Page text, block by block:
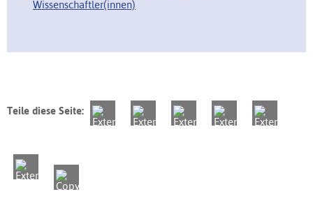
Wissenschaftler(innen)
Teile diese Seite: